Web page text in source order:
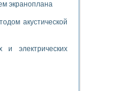
экраноплана
акустической
и электрических